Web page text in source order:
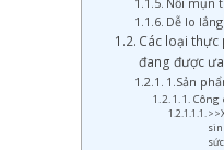
Dễ lo
Các loại thực
đang được
1.Sản
Công